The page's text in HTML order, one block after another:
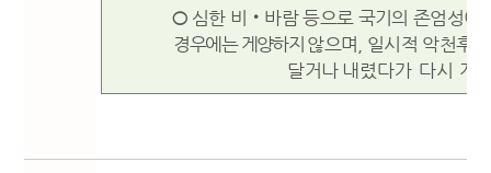
○ 심한 비 ‧ 바람 등으로 국기의 존엄성이
경우에는게양하지 않으며 일시적 악천후
달거나 내렸다가 다시 게